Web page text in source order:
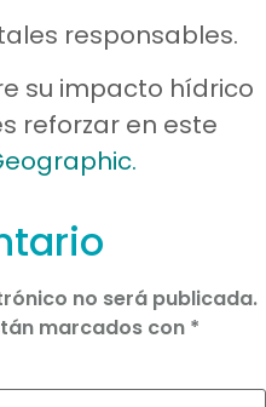
responsables.
su impacto hídrico
reforzar en este
no será publicada.
marcados con *